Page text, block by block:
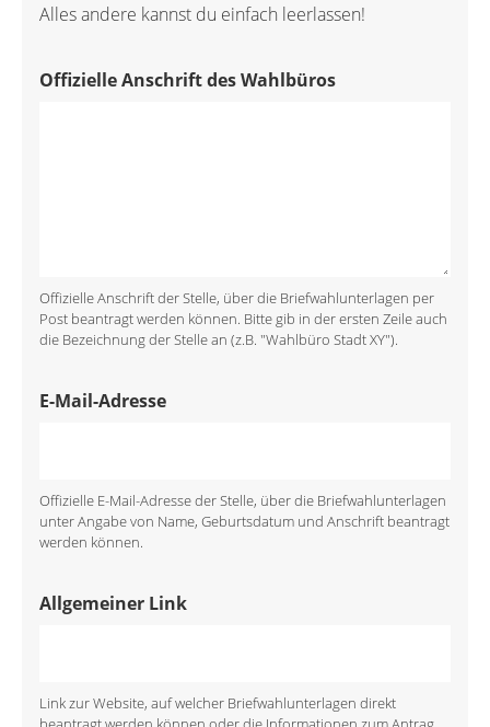
Alles andere kannst du einfach leerlassen!
Offizielle Anschrift des Wahlbüros
Offizielle Anschrift der Stelle, über die Briefwahlunterlagen per
Post beantragt werden können. Bitte gib in der ersten Zeile auch
die Bezeichnung der Stelle an (z.B. "Wahlbüro Stadt XY").
E-Mail-Adresse
Offizielle E-Mail-Adresse der Stelle, über die Briefwahlunterlagen
unter Angabe von Name, Geburtsdatum und Anschrift beantragt
werden können.
Allgemeiner Link
Link zur Website, auf welcher Briefwahlunterlagen direkt